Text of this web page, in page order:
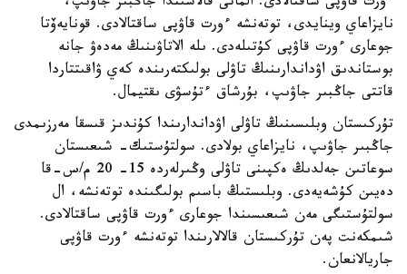
نايزاعاي وينايدى، توتەنشە ءورت قاۋپى ساقتالادى. قونايەۆتا
جوعارى ءورت قاۋپى كۇتىلەدى. ىلە الاتاۋىنىڭ مەدەۋ جانە
بوستاندىق اۋداندارىنىڭ تاۋلى بولىكتەرىندە كەي ۋاقىتتاردا
قاتتى جاڭبىر جاۋىپ، بۇرشاق ءتۇسۋى ىقتيمال.
تۇركىستان وبلىسىنىڭ تاۋلى اۋداندارىندا كۇندىز قىسقا مەرزىمدى
جاڭبىر جاۋىپ، نايزاعاي بولادى. سولتۇستىك- شىعىستان
سوعاتىن جەلدىڭ ەكپىنى تاۋلى وڭىرلەردە 15- 20 م/س-قا
دەيىن كۇشەيەدى. وبلىستىڭ باسىم بولىگىندە توتەنشە، ال
سولتۇستىگى مەن شىعىسىندا جوعارى ءورت قاۋپى ساقتالادى.
شىمكەنت پەن تۇركىستان قالالارىندا توتەنشە ءورت قاۋپى
جاريالانعان.